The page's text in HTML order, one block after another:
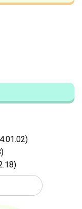
－４－７）